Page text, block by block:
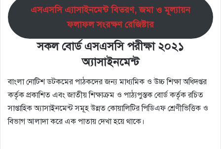
এসএসসি এ্যাসাইনমেন্ট বিতরণ, জমা ও মূল্যায়ন
ফলাফল সংরক্ষণ রেজিষ্টার
সকল বোর্ড এসএসসি পরীক্ষা ২০২১
অ্যাসাইনমেন্ট
বাংলা নোটিশ ডটকমের পাঠকদের জন্য মাধ্যমিক ও উচ্চ শিক্ষা অধিদপ্তর
কর্তৃক প্রকাশিত এবং জাতীয় শিক্ষাক্রম ও পাঠ্যপুস্তক বোর্ড কর্তৃক রচিত
সাপ্তাহিক অ্যাসাইনমেন্ট সমূহ উন্নত কোয়ালিটির পিডিএফ শ্রেণীভিত্তিক ও
বিভাগ আলাদা করে এক পাতায় দেখা হয়ে থাকে।